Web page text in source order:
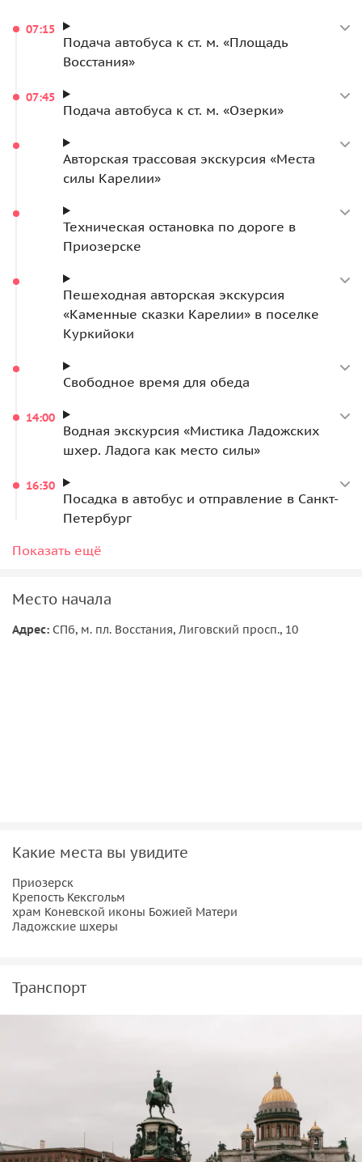
07:15
Подача автобуса к ст. м. «Площадь
Восстания»
07:45
Подача автобуса к ст. м. «Озерки»
Авторская трассовая экскурсия «Места
силы Карелии»
Техническая остановка по дороге в
Приозерске
Пешеходная авторская экскурсия
«Каменные сказки Карелии» в поселке
Куркийоки
Свободное время для обеда
14:00
Водная экскурсия «Мистика Ладожских
шхер. Ладога как место силы»
16:30
Посадка в автобус и отправление в Санкт-
Петербург
Показать ещё
Место начала
Адрес: СПб, м. пл. Восстания, Лиговский просп., 10
Какие места вы увидите
Приозерск
Крепость Кексгольм
храм Коневской иконы Божией Матери
Ладожские шхеры
Транспорт